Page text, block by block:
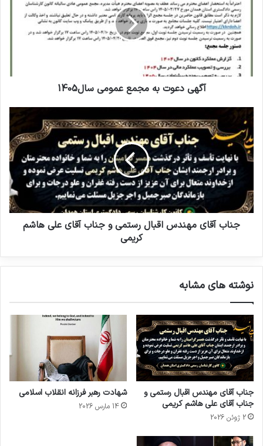
آگهی دعوت به مجمع عمومی سال1405
جناب آقای مهندس اقبال رستمی و جناب آقای علی هاشم
کریمی
نوشته های مشابه
جناب آقای مهندس اقبال رستمی و
جناب آقای علی هاشم کریمی
2 ژوئن 2026
شهادت رهبر فرزانه انقلاب اسلامی
14 مارس 2026